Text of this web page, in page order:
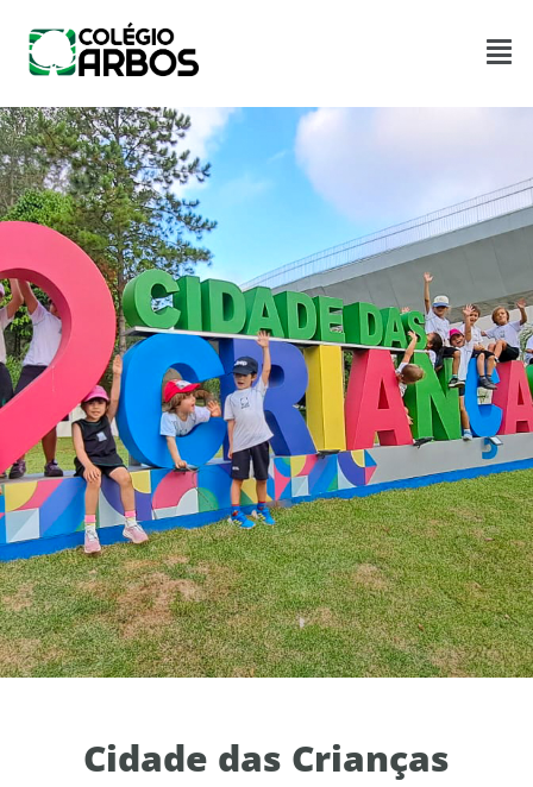
Cidade das Crianças